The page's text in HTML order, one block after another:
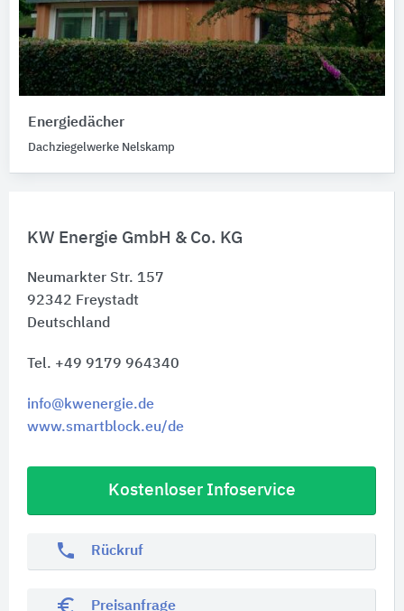
KW Energie GmbH & Co. KG
Neumarkter Str. 157
92342 Freystadt
Deutschland
Tel. +49 9179 964340
info@kwenergie.de
www.smartblock.eu/de
Kostenloser Infoservice
phone Rückruf
euro_symbol Preisanfrage
Energiedächer
Dachziegelwerke Nelskamp